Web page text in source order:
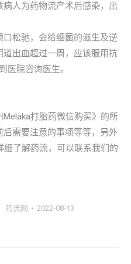
人为药物流产术后感染，出
松驰，会给细菌的滋生及逆
出血超过一周，应该服用抗
医院咨询医生。
Melaka打胎药微信购买》的所
需要注意的事项等等，另外
细了解药流，可以联系我们的
药流网 2022-08-13